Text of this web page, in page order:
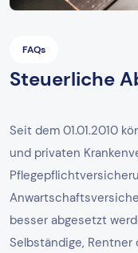
FAQs
Steuerliche
Seit dem 01.01.2010
und privaten
besser abgesetzt
Selbständige,